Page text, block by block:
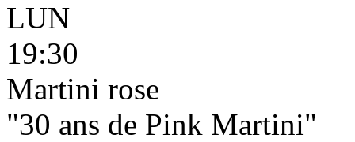
LUN
19:30
Martini rose
"30 ans de Pink Martini"